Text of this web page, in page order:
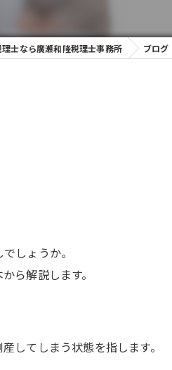
創業支援
士なら廣瀬和隆税理士事務所 ブログ
しょうか。
ら解説します。
してしまう状態を指します。